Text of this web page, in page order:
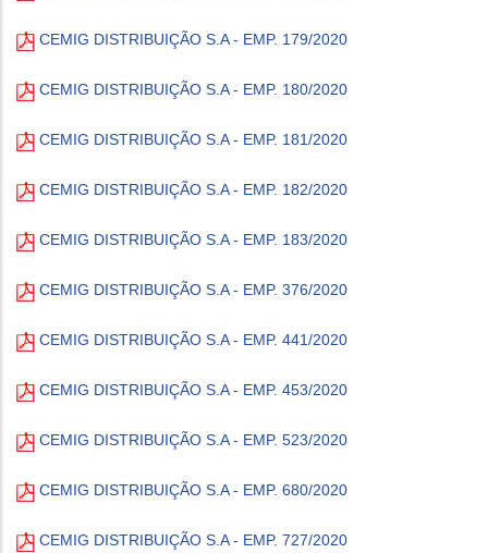
CEMIG DISTRIBUIÇÃO S.A - EMP. 179/2020
CEMIG DISTRIBUIÇÃO S.A - EMP. 180/2020
CEMIG DISTRIBUIÇÃO S.A - EMP. 181/2020
CEMIG DISTRIBUIÇÃO S.A - EMP. 182/2020
CEMIG DISTRIBUIÇÃO S.A - EMP. 183/2020
CEMIG DISTRIBUIÇÃO S.A - EMP. 376/2020
CEMIG DISTRIBUIÇÃO S.A - EMP. 441/2020
CEMIG DISTRIBUIÇÃO S.A - EMP. 453/2020
CEMIG DISTRIBUIÇÃO S.A - EMP. 523/2020
CEMIG DISTRIBUIÇÃO S.A - EMP. 680/2020
CEMIG DISTRIBUIÇÃO S.A - EMP. 727/2020